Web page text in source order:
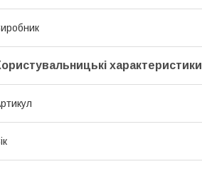
характеристики